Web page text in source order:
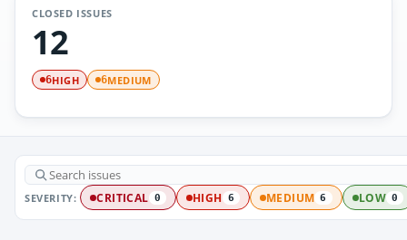
CLOSED ISSUES
12
6HIGH 6MEDIUM
SEVERITY: CRITICAL 0 HIGH 6 MEDIUM 6 LOW 0